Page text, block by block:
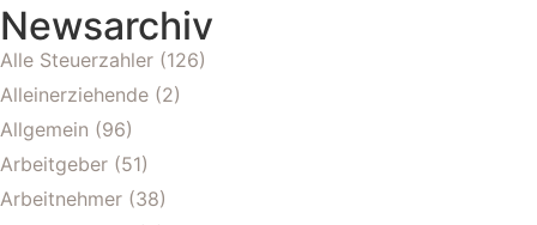
Newsarchiv
Alle Steuerzahler (126)
Alleinerziehende (2)
Allgemein (96)
Arbeitgeber (51)
Arbeitnehmer (38)